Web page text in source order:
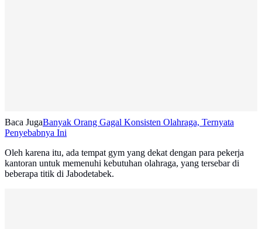
Baca JugaBanyak Orang Gagal Konsisten Olahraga, Ternyata
Penyebabnya Ini
Oleh karena itu, ada tempat gym yang dekat dengan para pekerja
kantoran untuk memenuhi kebutuhan olahraga, yang tersebar di
beberapa titik di Jabodetabek.